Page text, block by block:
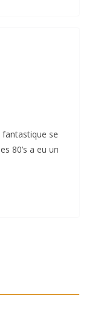
fantastique se
80’s a eu un